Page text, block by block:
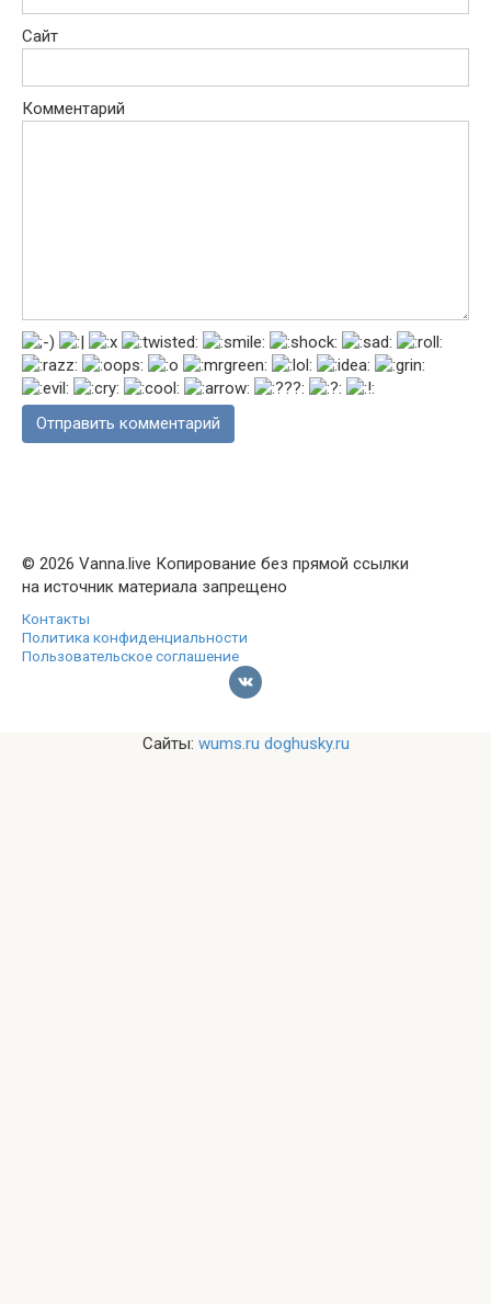
Сайт
Комментарий
© 2026 Vanna.live Копирование без прямой ссылки
на источник материала запрещено
Контакты
Политика конфиденциальности
Пользовательское соглашение
Сайты: wums.ru doghusky.ru